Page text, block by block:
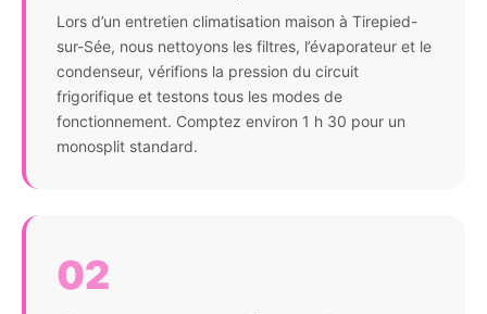
Lors d’un entretien climatisation maison à Tirepied-
sur-Sée, nous nettoyons les filtres, l’évaporateur et le
condenseur, vérifions la pression du circuit
frigorifique et testons tous les modes de
fonctionnement. Comptez environ 1 h 30 pour un
monosplit standard.
02